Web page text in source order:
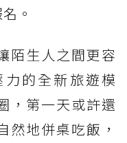
。
陌生人之間更容
的全新旅遊模
，第一天或許還
然地併桌吃飯，